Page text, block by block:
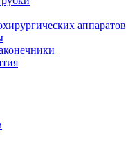
аппаратов